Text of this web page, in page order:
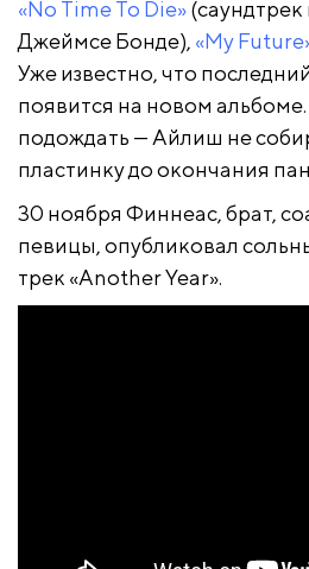
«No Time To Die»
Джеймсе Бонде), «My
Уже известно, что
появится на новом
подождать — Айлиш не
пластинку до окончания
30 ноября Финнеас, брат,
певицы, опубликовал
трек «Another Year».